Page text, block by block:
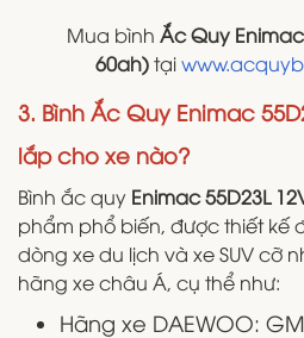
Mua bình Ắc Quy Enimac
60ah)tại
3. Bình Ắc Quy Enimac
lắp cho xe nào?
Bình ắc quy Enimac 55D23L
phẩm phổ biến, được thiết kế
dòng xe du lịch và xe SUV cỡ
hãng xe châu Á, cụ thể như:
Hãng xe DAEWOO: